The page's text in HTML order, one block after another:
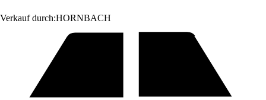
Verkauf durch:HORNBACH